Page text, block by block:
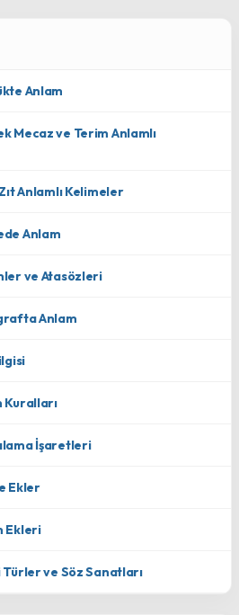
Anlam
Mecaz ve Terim Anlamlı
Anlamlı Kelimeler
Anlam
ve Atasözleri
Anlam
Kuralları
İşaretleri
Ekler
Ekleri
Türler ve Söz Sanatları